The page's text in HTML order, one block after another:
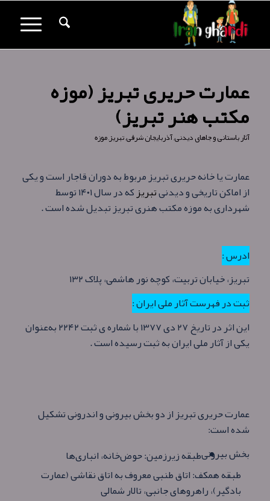
عمارت حریری تبریز (موزه
مکتب هنر تبریز)
آثار باستانی و جاهای دیدنی,آذربایجان شرقی,تبریز,موزه
عمارت یا خانه حریری تبریز مربوط به دوران قاجار است و یکی
از اماکن تاریخی و دیدنیتبریز
که در سال ۱۴۰۱ توسط
شهرداری به موزه مکتب هنری تبریز تبدیل شده است .
ادرس :
تبریز، خیابان تربیت، کوچه نور هاشمی، پلاک ۱۳۲
ثبت در فهرست آثار ملی ایران :
این اثر در تاریخ ۲۷ دی ۱۳۷۷ با شماره ی ثبت ۲۲۴۲ به‌عنوان
یکی از آثار ملی ایران به ثبت رسیده است .
عمارت حریری تبریز از دو بخش بیرونی و اندرونی تشکیل
شده‌ است:
بخش بیرونیطبقه زیر‌زمین: حوض‌خانه، انباری‌ها
طبقه همکف: اتاق طنبی معروف به اتاق نقاشی (عمارت
بادگیر)، راهروهای جانبی، تالار شمالی